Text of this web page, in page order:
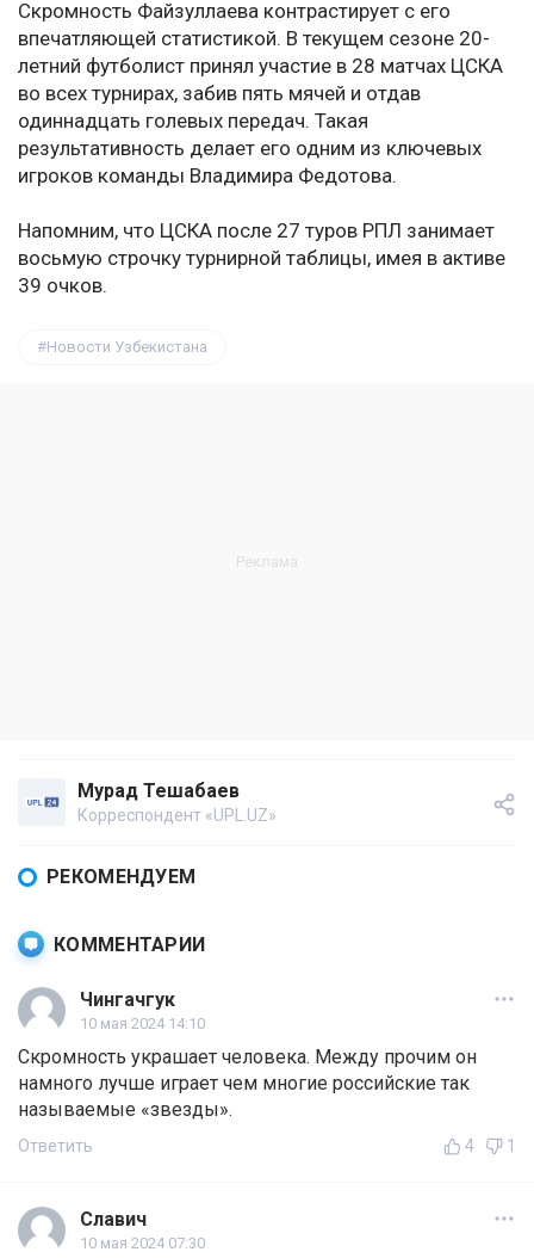
Скромность Файзуллаева контрастирует с его
впечатляющей статистикой. В текущем сезоне 20-
летний футболист принял участие в 28 матчах ЦСКА
во всех турнирах, забив пять мячей и отдав
одиннадцать голевых передач. Такая
результативность делает его одним из ключевых
игроков команды Владимира Федотова.
Напомним, что ЦСКА после 27 туров РПЛ занимает
восьмую строчку турнирной таблицы, имея в активе
39 очков.
Новости Узбекистана
Мурад Тешабаев
Корреспондент «UPL.UZ»
РЕКОМЕНДУЕМ
КОММЕНТАРИИ
Чингачгук
10 мая 2024 14:10
Скромность украшает человека. Между прочим он
намного лучше играет чем многие российские так
называемые «звезды».
Ответить 4 1
Славич
10 мая 2024 07:30